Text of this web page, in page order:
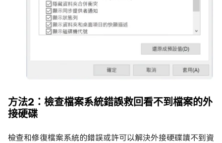
方法2：檢查檔案系統錯誤救回看不到檔案的外
接硬碟
檢查和修復檔案系統的錯誤或許可以解決外接硬碟讀不到資